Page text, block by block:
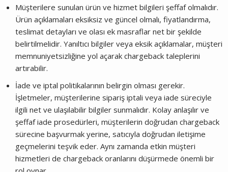
Müşterilere sunulan ürün ve hizmet bilgileri şeffaf olmalıdır.
Ürün açıklamaları eksiksiz ve güncel olmalı, fiyatlandırma,
teslimat detayları ve olası ek masraflar net bir şekilde
belirtilmelidir. Yanıltıcı bilgiler veya eksik açıklamalar, müşteri
memnuniyetsizliğine yol açarak chargeback taleplerini
artırabilir.
İade ve iptal politikalarının belirgin olması gerekir.
İşletmeler, müşterilerine sipariş iptali veya iade süreciyle
ilgili net ve ulaşılabilir bilgiler sunmalıdır. Kolay anlaşılır ve
şeffaf iade prosedürleri, müşterilerin doğrudan chargeback
sürecine başvurmak yerine, satıcıyla doğrudan iletişime
geçmelerini teşvik eder. Aynı zamanda etkin müşteri
hizmetleri de chargeback oranlarını düşürmede önemli bir